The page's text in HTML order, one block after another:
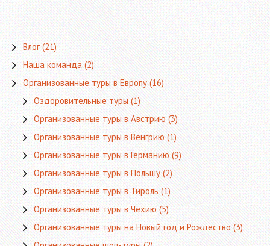
Влог(21)
Наша команда(2)
Организованные туры в Европу(16)
Оздоровительные туры(1)
Организованные туры в Австрию(3)
Организованные туры в Венгрию(1)
Организованные туры в Германию(9)
Организованные туры в Польшу(2)
Организованные туры в Тироль(1)
Организованные туры в Чехию(5)
Организованные туры на Новый год и Рождество(3)